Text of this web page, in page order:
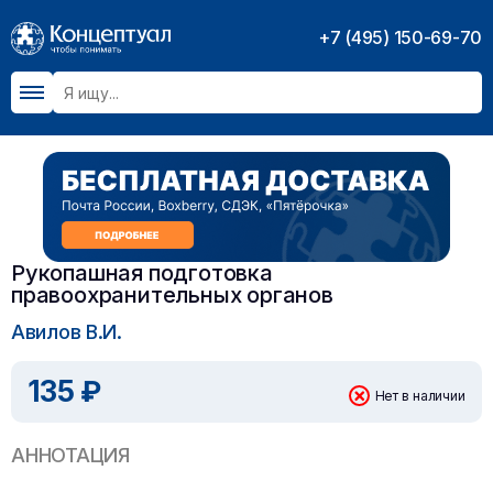
+7 (495) 150-69-70
Рукопашная подготовка
правоохранительных органов
Авилов В.И.
135 ₽ Нет в наличии
АННОТАЦИЯ